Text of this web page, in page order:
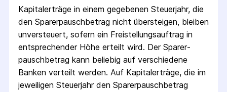
Kapitalerträge in einem gegebenen Steuerjahr, die
den Sparer­pausch­betrag nicht übersteigen, bleiben
unversteuert, sofern ein Freistellungs­auftrag in
entsprechender Höhe erteilt wird. Der Sparer­
pausch­betrag kann beliebig auf verschiedene
Banken verteilt werden. Auf Kapitalerträge, die im
jeweiligen Steuerjahr den Sparer­pausch­betrag